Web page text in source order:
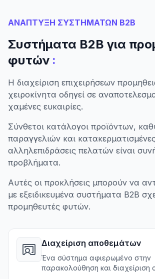
ΑΝΑΠΤΥΞΗ ΣΥΣΤΗΜΑΤΩΝ B2B
Συστήματα B2B για
φυτών :
Η διαχείριση επιχειρήσεων
χειροκίνητα οδηγεί σε
χαμένες ευκαιρίες.
Σύνθετοι κατάλογοι προϊόντων,
παραγγελιών και
αλληλεπιδράσεις πελατών είναι
προβλήματα.
Αυτές οι προκλήσεις μπορούν να
με εξειδικευμένα συστήματα B2B
προμηθευτές φυτών.
Διαχείριση αποθεμάτων
Ένα σύστημα αφιερωμένο στην
παρακολούθηση και